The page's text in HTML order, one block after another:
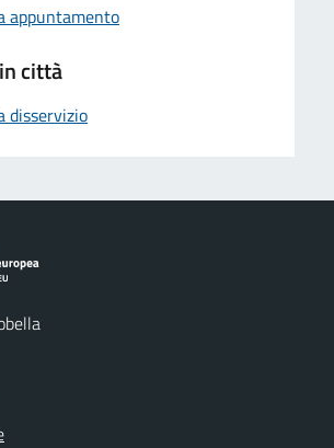
appuntamento
città
disservizio